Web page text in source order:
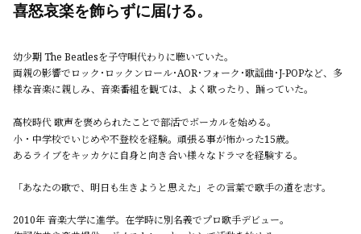
喜怒哀楽を飾らずに届ける。
幼少期 The Beatlesを子守唄代わりに聴いていた。
両親の影響でロック･ロックンロール･AOR･フォーク･歌謡曲･J-POPなど、多
様な音楽に親しみ、音楽番組を観ては、よく歌ったり、踊っていた。
高校時代 歌声を褒められたことで部活でボーカルを始める。
小・中学校でいじめや不登校を経験。頑張る事が怖かった15歳。
あるライブをキッカケに自身と向き合い様々なドラマを経験する。
「あなたの歌で、明日も生きようと思えた」その言葉で歌手の道を志す。
2010年 音楽大学に進学。在学時に別名義でプロ歌手デビュー。